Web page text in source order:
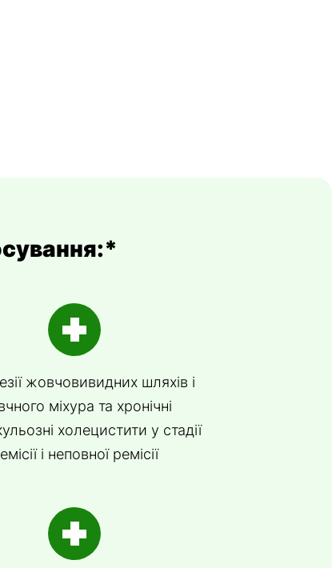
жовчовивидних шляхів і
міхура та хронічні
холецистити у стадії
і неповної ремісії